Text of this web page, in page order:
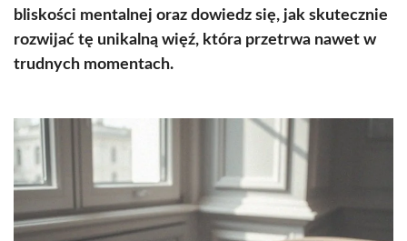
bliskości mentalnej oraz dowiedz się, jak skutecznie
rozwijać tę unikalną więź, która przetrwa nawet w
trudnych momentach.